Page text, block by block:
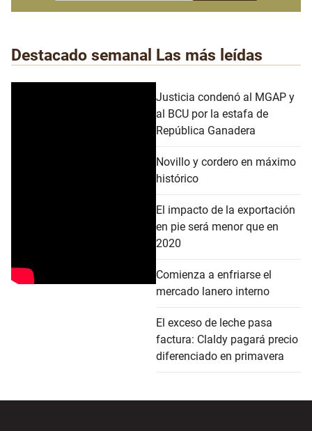
Destacado semanal Las más leídas
Justicia condenó al MGAP y
al BCU por la estafa de
República Ganadera
Novillo y cordero en máximo
histórico
El impacto de la exportación
en pie será menor que en
2020
Comienza a enfriarse el
mercado lanero interno
El exceso de leche pasa
factura: Claldy pagará precio
diferenciado en primavera